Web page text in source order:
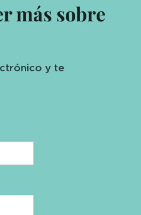
más sobre
y te